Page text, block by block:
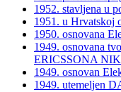
1952. stavljena u
1951. u Hrvatskoj
1950. osnovana
1949. osnovana
ERICSSONA
1949. osnovan
1949. utemeljen